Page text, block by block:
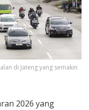
di Jateng yang semakin
2026 yang